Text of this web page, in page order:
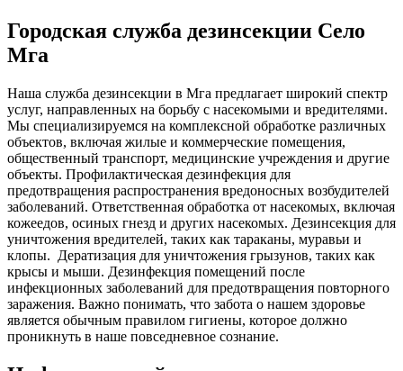
Городская служба дезинсекции Село
Мга
Наша служба дезинсекции в Мга предлагает широкий спектр
услуг, направленных на борьбу с насекомыми и вредителями.
Мы специализируемся на комплексной обработке различных
объектов, включая жилые и коммерческие помещения,
общественный транспорт, медицинские учреждения и другие
объекты. Профилактическая дезинфекция для
предотвращения распространения вредоносных возбудителей
заболеваний. Ответственная обработка от насекомых, включая
кожеедов, осиных гнезд и других насекомых. Дезинсекция для
уничтожения вредителей, таких как тараканы, муравьи и
клопы. Дератизация для уничтожения грызунов, таких как
крысы и мыши. Дезинфекция помещений после
инфекционных заболеваний для предотвращения повторного
заражения. Важно понимать, что забота о нашем здоровье
является обычным правилом гигиены, которое должно
проникнуть в наше повседневное сознание.